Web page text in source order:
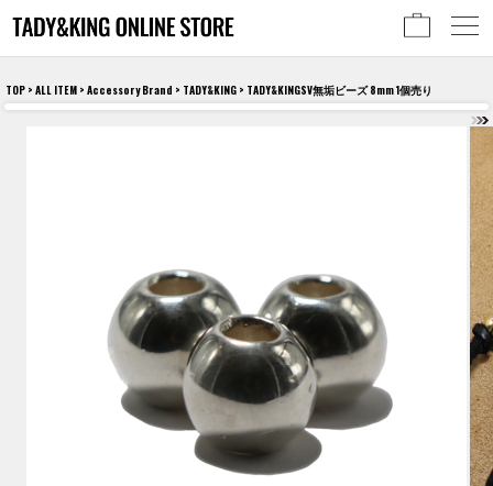
TOP > ALL ITEM > Accessory Brand > TADY&KING > TADY&KINGSV無垢ビーズ 8mm 1個売り